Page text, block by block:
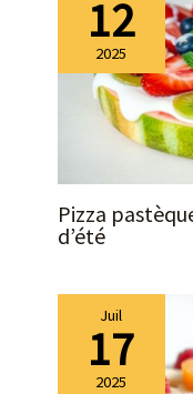
12
2025
Pizza
d’été
Juil
17
2025